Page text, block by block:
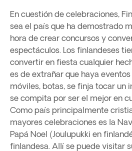
En cuestión de celebraciones,
sea el país que ha demostrado
hora de crear concursos y
espectáculos. Los finlandeses
convertir en fiesta cualquier
es de extrañar que haya
móviles, botas, se finja tocar un
se compita por ser el mejor en
Como país principalmente
mayores celebraciones es la
Papá Noel (Joulupukki en
finlandesa. Allí se puede visitar